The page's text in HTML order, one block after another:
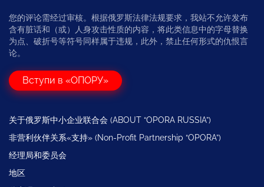
您的评论需经过审核。根据俄罗斯法律法规要求，我站不允许发布
含有脏话和（或）人身攻击性质的内容，将此类信息中的字母替换
为点、破折号等符号同样属于违规，此外，禁止任何形式的仇恨言
论。
Вступи в «ОПОРУ»
关于俄罗斯中小企业联合会 (ABOUT “OPORA RUSSIA”)
非营利伙伴关系«支持» (Non-Profit Partnership “OPORA”)
经理局和委员会
地区